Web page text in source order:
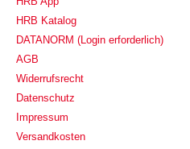
HRB Katalog
DATANORM (Login erforderlich)
AGB
Widerrufsrecht
Datenschutz
Impressum
Versandkosten